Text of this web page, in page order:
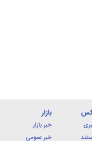
بازار
خبر بازار
خبر عمومی